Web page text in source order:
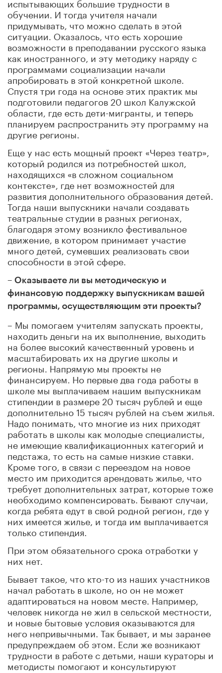
обучении. И тогда учителя начали
придумывать, что можно сделать в этой
ситуации. Оказалось, что есть хорошие
возможности в преподавании русского языка
как иностранного, и эту методику наряду с
программами социализации начали
апробировать в этой конкретной школе.
Спустя три года на основе этих практик мы
подготовили педагогов 20 школ Калужской
области, где есть дети-мигранты, и теперь
планируем распространить эту программу на
другие регионы.
Еще у нас есть мощный проект «Через театр»,
который родился из потребностей школ,
находящихся «в сложном социальном
контексте», где нет возможностей для
развития дополнительного образования детей.
Тогда наши выпускники начали создавать
театральные студии в разных регионах,
благодаря этому возникло фестивальное
движение, в котором принимает участие
много детей, сумевших реализовать свои
способности в этой сфере.
– Оказываете ли вы методическую и
финансовую поддержку выпускникам вашей
программы, осуществляющим эти проекты?
– Мы помогаем учителям запускать проекты,
находить деньги на их выполнение, выходить
на более высокий качественный уровень и
масштабировать их на другие школы и
регионы. Напрямую мы проекты не
финансируем. Но первые два года работы в
школе мы выплачиваем нашим выпускникам
стипендии в размере 20 тысяч рублей и еще
дополнительно 15 тысяч рублей на съем жилья.
Надо понимать, что многие из них приходят
работать в школы как молодые специалисты,
не имеющие квалификационных категорий и
педстажа, то есть на самые низкие ставки.
Кроме того, в связи с переездом на новое
место им приходится арендовать жилье, что
требует дополнительных затрат, которые тоже
необходимо компенсировать. Бывают случаи,
когда ребята едут в свой родной регион, где у
них имеется жилье, и тогда им выплачивается
только стипендия.
При этом обязательного срока отработки у
них нет.
Бывает такое, что кто-то из наших участников
начал работать в школе, но он не может
адаптироваться на новом месте. Например,
человек никогда не жил в сельской местности,
и новые бытовые условия оказываются для
него непривычными. Так бывает, и мы заранее
предупреждаем об этом. Если же возникают
трудности в работе с детьми, наши кураторы и
методисты помогают и консультируют